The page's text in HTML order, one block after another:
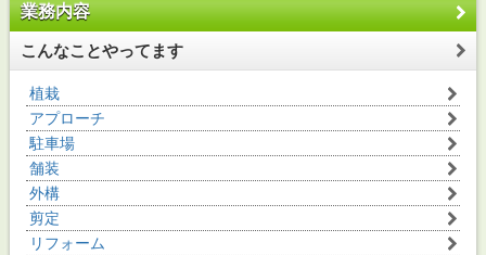
業務内容
こんなことやってます
植栽
アプローチ
駐車場
舗装
外構
剪定
リフォーム